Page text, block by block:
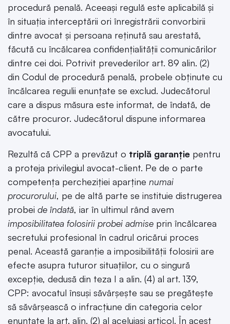
procedură penală. Aceeași regulă este aplicabilă și
în situația interceptării ori înregistrării convorbirii
dintre avocat și persoana reținută sau arestată,
făcută cu încălcarea confidențialității comunicărilor
dintre cei doi. Potrivit prevederilor art. 89 alin. (2)
din Codul de procedură penală, probele obținute cu
încălcarea regulii enunțate se exclud. Judecătorul
care a dispus măsura este informat, de îndată, de
către procuror. Judecătorul dispune informarea
avocatului.
Rezultă că CPP a prevăzut o triplă garanție pentru
a proteja privilegiul avocat-client. Pe de o parte
competența percheziției aparține numai
procurorului, pe de altă parte se instituie distrugerea
probei de îndată, iar în ultimul rând avem
imposibilitatea folosirii probei admise prin încălcarea
secretului profesional în cadrul oricărui proces
penal. Această garanție a imposibilității folosirii are
efecte asupra tuturor situațiilor, cu o singură
excepție, dedusă din teza I a alin. (4) al art. 139,
CPP: avocatul însuși săvârșește sau se pregătește
să săvârșească o infracțiune din categoria celor
enunțate la art. alin. (2) al aceluiași articol. În acest